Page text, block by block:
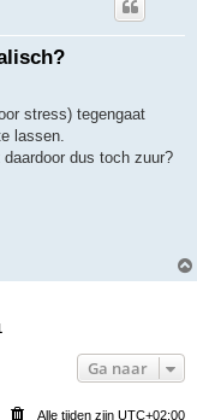
stress) tegengaat
lassen.
dus toch zuur?
Ga naar
Alle tijden zijn UTC+02:00